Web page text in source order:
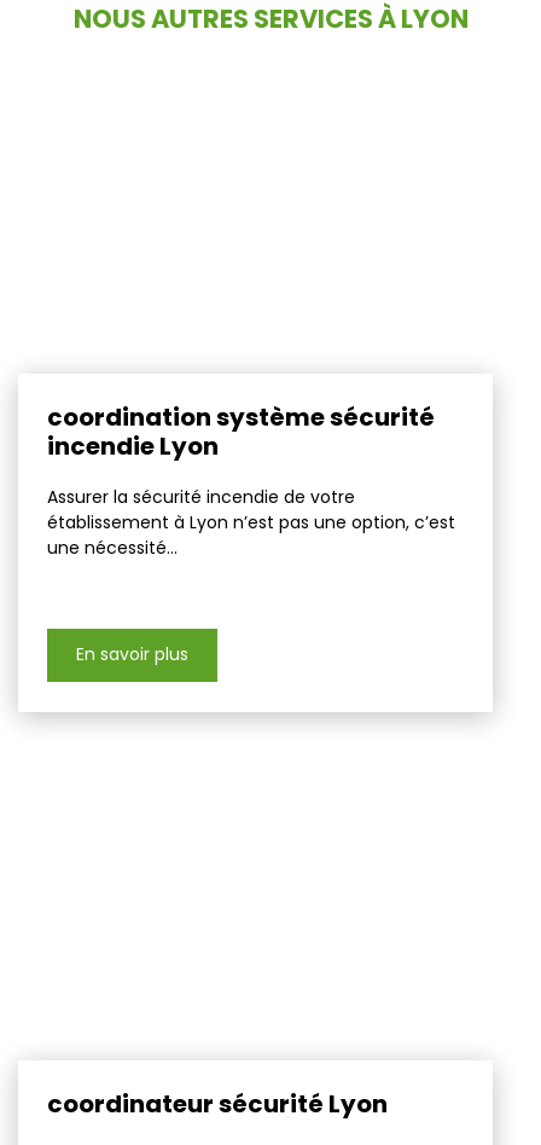
NOUS AUTRES SERVICES À LYON
coordination système sécurité
incendie Lyon
Assurer la sécurité incendie de votre
établissement à Lyon n’est pas une option, c’est
une nécessité...
En savoir plus
coordinateur sécurité Lyon